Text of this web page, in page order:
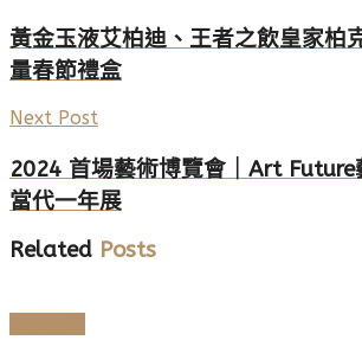
黃金玉液艾柏迪、王者之飲皇家柏
量春節禮盒
Next Post
2024 首場藝術博覽會｜Art Future
當代一年展
Related Posts